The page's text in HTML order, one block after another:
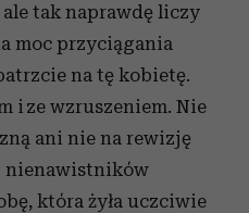
tak naprawdę liczy
moc przyciągania
na tę kobietę.
i ze wzruszeniem. Nie
ani nie na rewizję
nienawistników
która żyła uczciwie